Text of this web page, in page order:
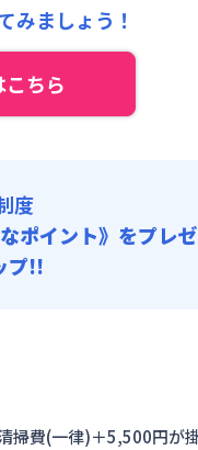
みましょう！
ちら
度
なポイント》をプレ
プ!!
費(一律)＋5,500円が